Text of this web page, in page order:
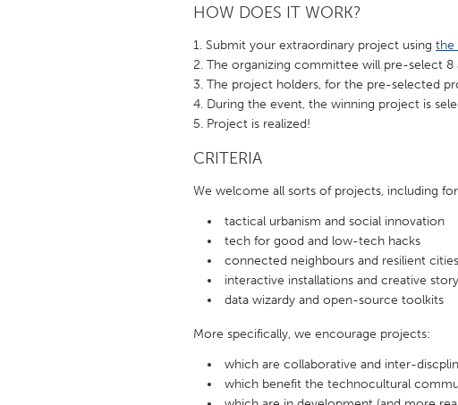
HOW DOES IT WORK?
Submit your extraordinary project using the
The organizing committee will pre-select
The project holders, for the pre-selected
During the event, the winning project is
Project is realized!
CRITERIA
We welcome all sorts of projects, including
tactical urbanism and social innovation
tech for good and low-tech hacks
connected neighbours and resilient cities
interactive installations and creative
data wizardy and open-source toolkits
More specifically, we encourage projects:
which are collaborative and inter-
which benefit the technocultural